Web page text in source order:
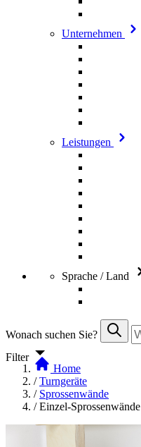
Unternehmen
Leistungen
Sprache / Land
Wonach suchen Sie?
Filter
Home
/ Turngeräte
/ Sprossenwände
/ Einzel-Sprossenwände